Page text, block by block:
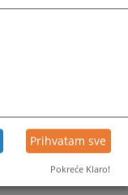
Prihvatam sve
Pokreće Klaro!